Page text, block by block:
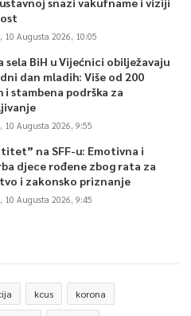
10 Augusta 2026, 10:05
sela BiH u Vijećnici obilježavaju
dan mladih: Više od 200
i stambena podrška za
10 Augusta 2026, 9:55
na SFF-u: Emotivna i
djece rođene zbog rata za
i zakonsko priznanje
10 Augusta 2026, 9:45
kcus korona